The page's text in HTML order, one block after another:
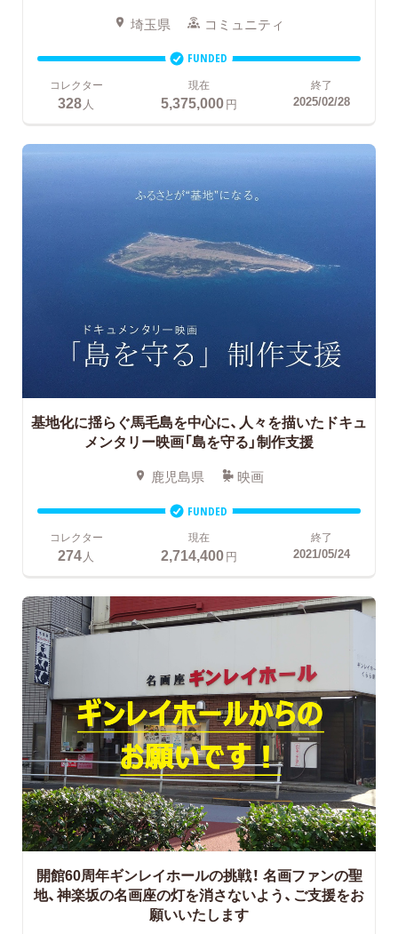
埼玉県 コミュニティ
FUNDED
コレクター
328 人
現在
5,375,000円
終了
2025/02/28
基地化に揺らぐ馬毛島を中心に、人々を描いたドキュ
メンタリー映画「島を守る」制作支援
鹿児島県 映画
FUNDED
コレクター
274人
現在
2,714,400円
終了
2021/05/24
開館60周年ギンレイホールの挑戦！ 名画ファンの聖
地、神楽坂の名画座の灯を消さないよう、ご支援をお
願いいたします